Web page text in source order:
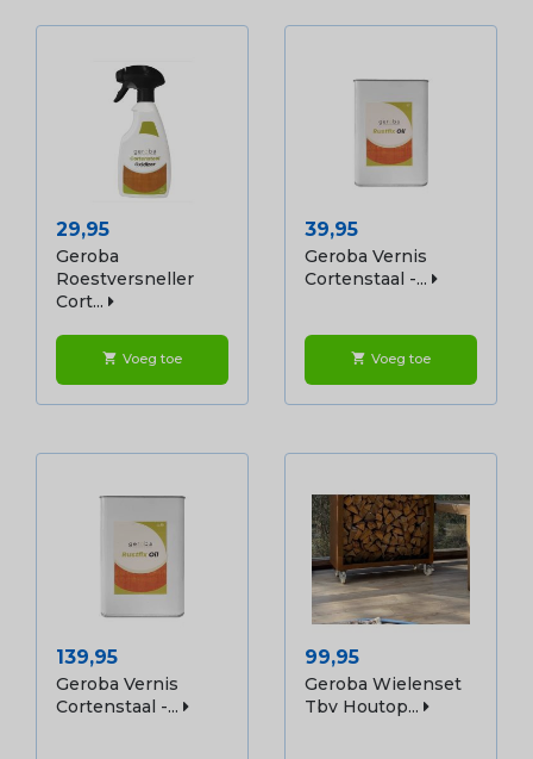
Prijs
29,95
Geroba
Roestversneller
Cort...
shopping_cart Voeg toe
Prijs
39,95
Geroba Vernis
Cortenstaal -...
shopping_cart Voeg toe
Prijs
139,95
Geroba Vernis
Cortenstaal -...
Prijs
99,95
Geroba Wielenset
Tbv Houtop...